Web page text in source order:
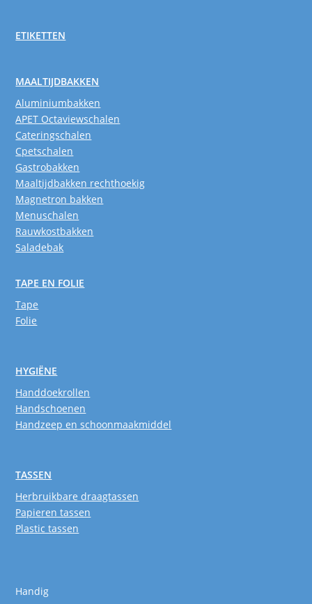
ETIKETTEN
MAALTIJDBAKKEN
Aluminiumbakken
APET Octaviewschalen
Cateringschalen
Cpetschalen
Gastrobakken
Maaltijdbakken rechthoekig
Magnetron bakken
Menuschalen
Rauwkostbakken
Saladebak
TAPE EN FOLIE
Tape
Folie
HYGIËNE
Handdoekrollen
Handschoenen
Handzeep en schoonmaakmiddel
TASSEN
Herbruikbare draagtassen
Papieren tassen
Plastic tassen
Handig